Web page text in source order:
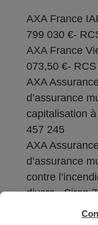
AXA France
799 030 €-
AXA France
073,50 €-
AXA
d’assurance
capitalisation
457 245
AXA
d’assurance
contre
divers - Siren
Sièges